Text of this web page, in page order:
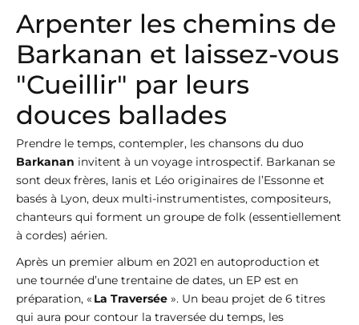
Arpenter les chemins de
Barkanan et laissez-vous
"Cueillir" par leurs
douces ballades
Prendre le temps, contempler, les chansons du duo
Barkanan invitent à un voyage introspectif. Barkanan se
sont deux frères, Ianis et Léo originaires de l’Essonne et
basés à Lyon, deux multi-instrumentistes, compositeurs,
chanteurs qui forment un groupe de folk (essentiellement
à cordes) aérien.
Après un premier album en 2021 en autoproduction et
une tournée d’une trentaine de dates, un EP est en
préparation, « La Traversée ». Un beau projet de 6 titres
qui aura pour contour la traversée du temps, les